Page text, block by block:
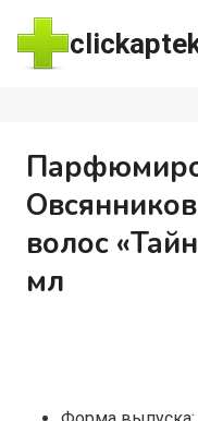
Перейти
содержимому
волос
мл